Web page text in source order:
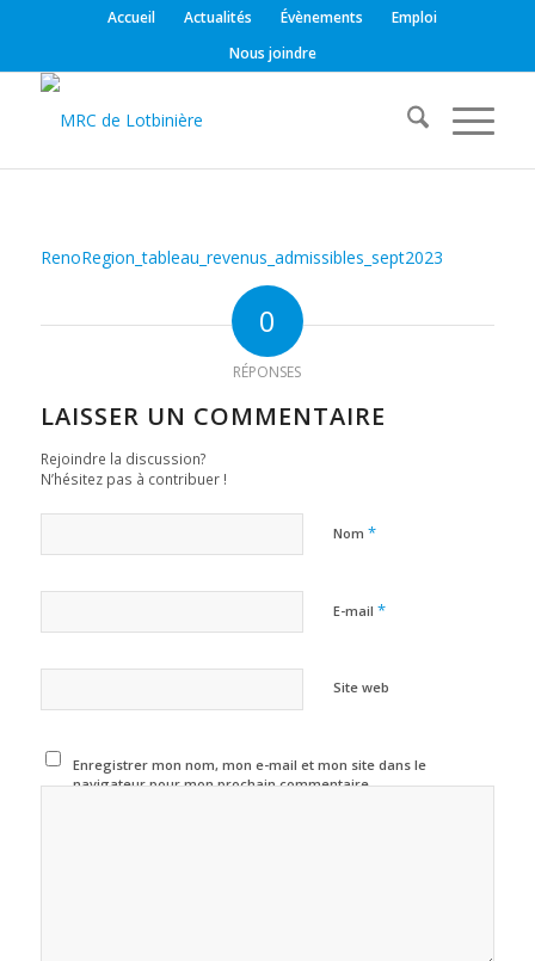
Accueil Actualités Évènements
Emploi
Nous joindre
RenoRegion_tableau_revenus_admissibles_sept2023
0
RÉPONSES
LAISSER UN COMMENTAIRE
Rejoindre la discussion?
N’hésitez pas à contribuer !
Nom *
E-mail *
Site web
Enregistrer mon nom, mon e-mail et mon site dans le
navigateur pour mon prochain commentaire.